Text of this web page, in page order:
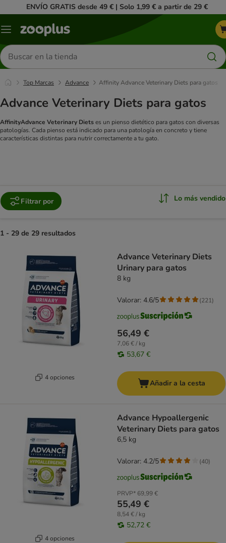
ENVÍO GRATIS desde 49 € | Solo 1,99 € a partir de 29 €
Menú
Buscar
productos
Top Marcas Advance Affinity Advance Veterinary Diets para gatos
Advance Veterinary Diets para gatos
AffinityAdvance Veterinary Dietses un pienso dietético para gatos con diversas
patologías. Cada pienso está indicado para una patología en concreto y tiene
características distintas para nutrir correctamente a tu gato.
Filtrar por Lo más vendido
1 - 29 de 29 resultados
4 opciones
Advance Veterinary Diets
Urinary para gatos
8 kg
56,49 €
7,06 € / kg
53,67 €
Valorar: 4.6/5 (221)
Añadir a la cesta
4 opciones
Advance Hypoallergenic
Veterinary Diets para gatos
6,5 kg
PRVP* 69,99 €
55,49 €
8,54 € / kg
52,72 €
Valorar: 4.2/5 (40)